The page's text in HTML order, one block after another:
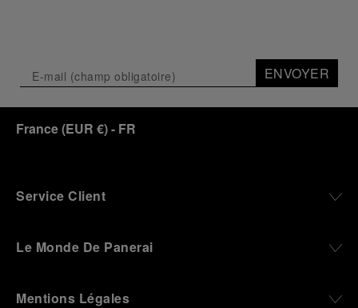
ENVOYER
France(EUR €)- FR
Service Client
Le Monde De Panerai
Mentions Légales